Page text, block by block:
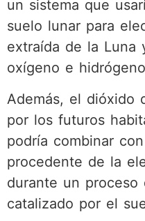
un sistema que
suelo lunar para
extraída de la Luna
oxígeno e
Además, el dióxido
por los futuros
podría combinar
procedente de la
durante un proceso
catalizado por el